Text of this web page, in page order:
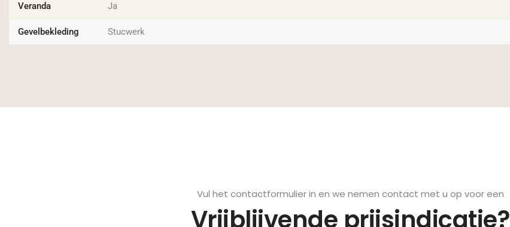
Veranda Ja
Gevelbekleding Stucwerk
Vul het contactformulier in en we nemen contact met u op voor een
Vrijblijvende prijsindicatie?